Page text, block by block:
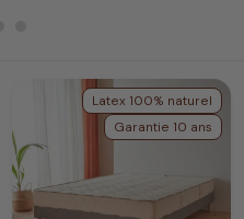
Latex 100% naturel
Garantie 10 ans